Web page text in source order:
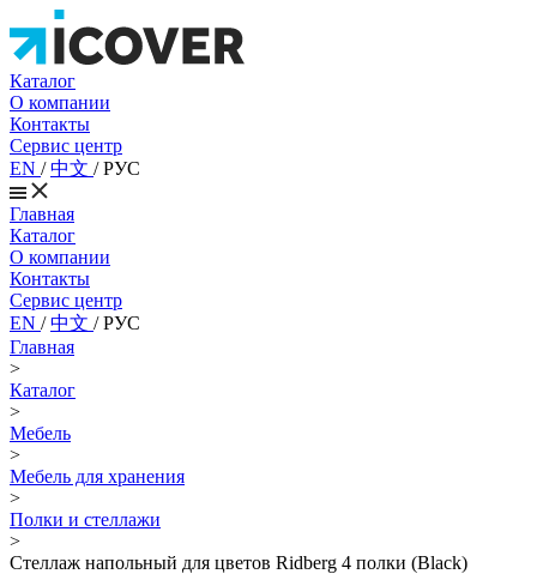
Каталог
О компании
Контакты
Сервис центр
EN /中文 /РУС
Главная
Каталог
О компании
Контакты
Сервис центр
EN /中文 /РУС
Главная
>
Каталог
>
Мебель
>
Мебель для хранения
>
Полки и стеллажи
>
Стеллаж напольный для цветов Ridberg 4 полки (Black)